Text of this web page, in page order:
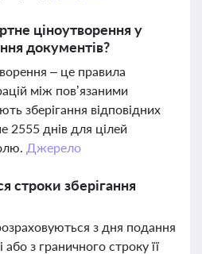
ціноутворення у
документів?
– це правила
між пов’язаними
зберігання відповідних
2555 днів для цілей
Джерело
строки зберігання
з дня подання
або з граничного строку її